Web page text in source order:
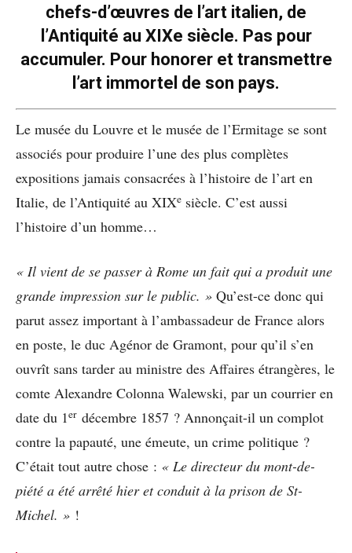
chefs-d’œuvres de l’art italien, de
l’Antiquité au XIXe siècle. Pas pour
accumuler. Pour honorer et transmettre
l’art immortel de son pays.
Le musée du Louvre et le musée de l’Ermitage se sont
associés pour produire l’une des plus complètes
expositions jamais consacrées à l’histoire de l’art en
Italie, de l’Antiquité au XIXe siècle. C’est aussi
l’histoire d’un homme…
« Il vient de se passer à Rome un fait qui a produit une
grande impression sur le public. » Qu’est-ce donc qui
parut assez important à l’ambassadeur de France alors
en poste, le duc Agénor de Gramont, pour qu’il s’en
ouvrît sans tarder au ministre des Affaires étrangères, le
comte Alexandre Colonna Walewski, par un courrier en
date du 1er décembre 1857 ? Annonçait-il un complot
contre la papauté, une émeute, un crime politique ?
C’était tout autre chose : « Le directeur du mont-de-
piété a été arrêté hier et conduit à la prison de St-
Michel. » !